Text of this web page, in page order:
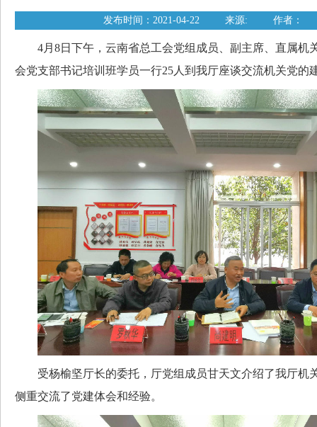
发布时间：2021-04-22 来源: 作者：
4月8日下午，云南省总工会党组成员、副主席、直属机
会党支部书记培训班学员一行25人到我厅座谈交流机关党的
受杨榆坚厅长的委托，厅党组成员甘天文介绍了我厅机
侧重交流了党建体会和经验。